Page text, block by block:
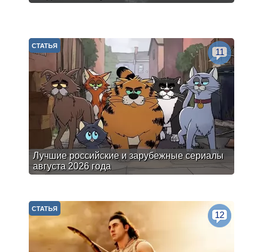
Лучшие российские и зарубежные сериалы
августа 2026 года
СТАТЬЯ
11
СТАТЬЯ
12